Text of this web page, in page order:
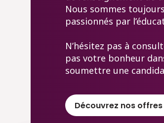
Nous sommes
passionnés par
N’hésitez pas à
pas votre bonheur
soumettre une
Découvrez nos